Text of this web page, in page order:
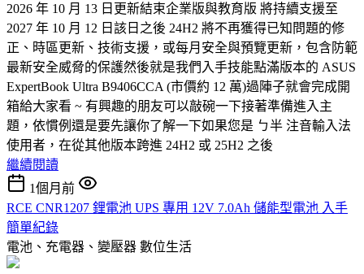
2026 年 10 月 13 日更新結束企業版與教育版 將持續支援至
2027 年 10 月 12 日該日之後 24H2 將不再獲得已知問題的修
正、時區更新、技術支援，或每月安全與預覽更新，包含防範
最新安全威脅的保護然後就是我們入手技能點滿版本的 ASUS
ExpertBook Ultra B9406CCA (市價約 12 萬)過陣子就會完成開
箱給大家看 ~ 有興趣的朋友可以敲碗一下接著準備進入主
題，依慣例還是要先讓你了解一下如果您是 ㄅ半 注音輸入法
使用者，在從其他版本跨進 24H2 或 25H2 之後
繼續閱讀
1個月前
RCE CNR1207 鋰電池 UPS 專用 12V 7.0Ah 儲能型電池 入手
簡單紀錄
電池、充電器、變壓器 數位生活